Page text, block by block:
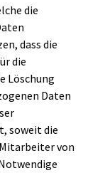
die
dass die
die
Löschung
Daten
soweit die
von